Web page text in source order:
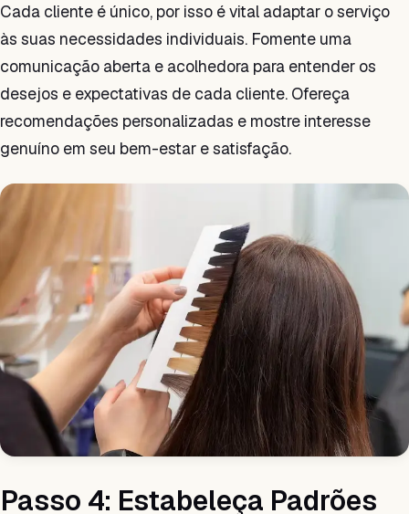
Cada cliente é único, por isso é vital adaptar o serviço
às suas necessidades individuais. Fomente uma
comunicação aberta e acolhedora para entender os
desejos e expectativas de cada cliente. Ofereça
recomendações personalizadas e mostre interesse
genuíno em seu bem-estar e satisfação.
Passo 4: Estabeleça Padrões